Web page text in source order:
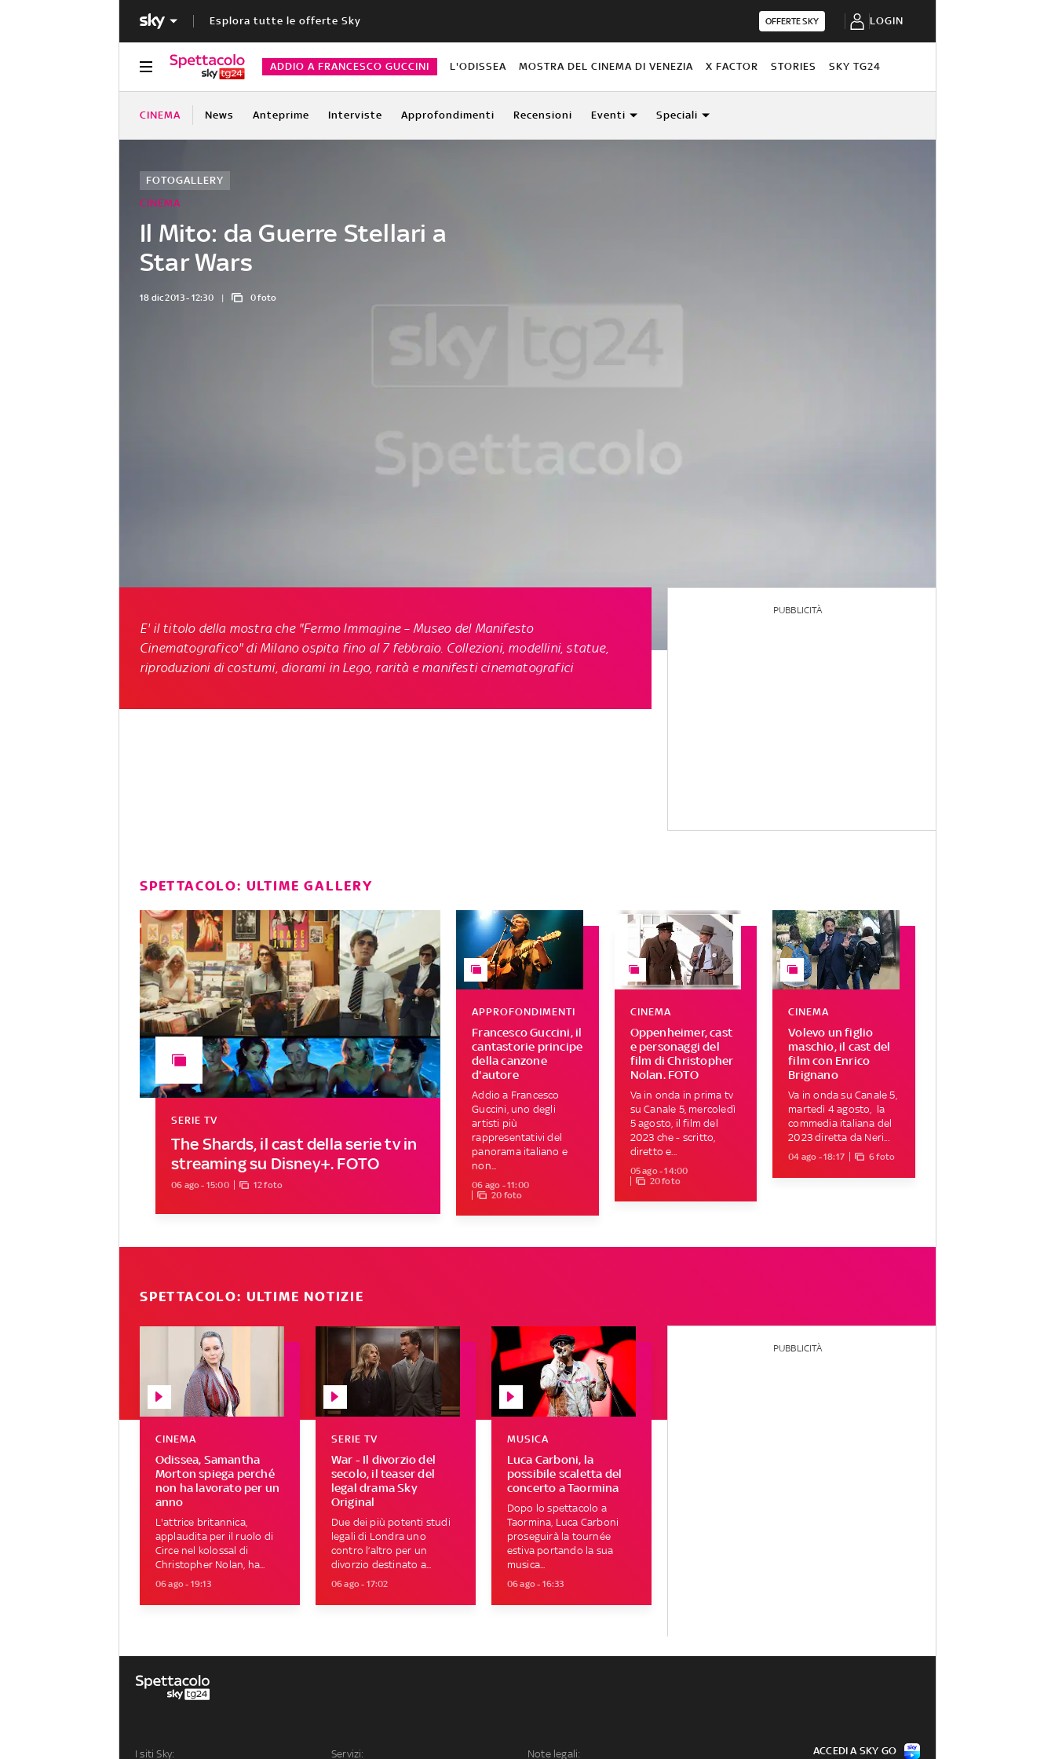
Esplora tutte le offerte Sky OFFERTE SKY LOGIN
ADDIO A FRANCESCO GUCCINI L'ODISSEA MOSTRA DEL CINEMA DI VENEZIA X FACTOR STORIES SKY TG24
CINEMA News Anteprime Interviste Approfondimenti Recensioni Eventi Speciali
Il Mito: da Guerre Stellari a
Star Wars
CINEMA
FOTOGALLERY
18 dic 2013 - 12:30 0 foto
E' il titolo della mostra che "Fermo Immagine – Museo del Manifesto
Cinematografico" di Milano ospita fino al 7 febbraio. Collezioni, modellini, statue,
riproduzioni di costumi, diorami in Lego, rarità e manifesti cinematografici
PUBBLICITÀ
SPETTACOLO: ULTIME GALLERY
The Shards, il cast della serie tv in
streaming su Disney+. FOTO
SERIE TV
06 ago - 15:00 12 foto
Francesco Guccini, il
cantastorie principe
della canzone
d'autore
APPROFONDIMENTI
Addio a Francesco
Guccini, uno degli
artisti più
rappresentativi del
panorama italiano e
non...
06 ago - 11:00
20 foto
Oppenheimer, cast
e personaggi del
film di Christopher
Nolan. FOTO
CINEMA
Va in onda in prima tv
su Canale 5, mercoledì
5 agosto, il film del
2023 che - scritto,
diretto e...
05 ago - 14:00
20 foto
Volevo un figlio
maschio, il cast del
film con Enrico
Brignano
CINEMA
Va in onda su Canale 5,
martedì 4 agosto, la
commedia italiana del
2023 diretta da Neri...
04 ago - 18:17 6 foto
SPETTACOLO: ULTIME NOTIZIE
Odissea, Samantha
Morton spiega perché
non ha lavorato per un
anno
CINEMA
L'attrice britannica,
applaudita per il ruolo di
Circe nel kolossal di
Christopher Nolan, ha...
06 ago - 19:13
War - Il divorzio del
secolo, il teaser del
legal drama Sky
Original
SERIE TV
Due dei più potenti studi
legali di Londra uno
contro l’altro per un
divorzio destinato a...
06 ago - 17:02
Luca Carboni, la
possibile scaletta del
concerto a Taormina
MUSICA
Dopo lo spettacolo a
Taormina, Luca Carboni
proseguirà la tournée
estiva portando la sua
musica...
06 ago - 16:33
PUBBLICITÀ
I siti Sky: Servizi: Note legali: ACCEDI A SKY GO